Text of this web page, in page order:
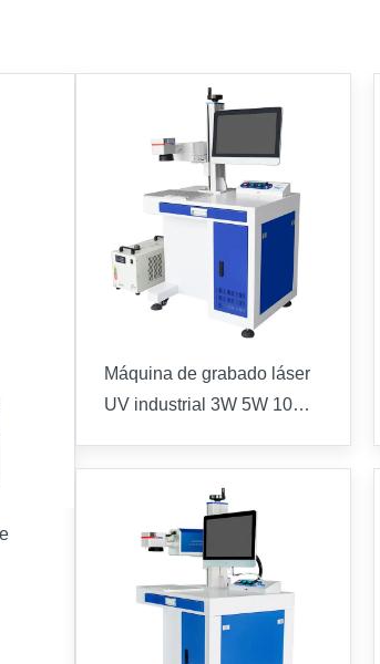
Máquina de grabado láser
UV industrial 3W 5W 10W
grabado láser UV industrial